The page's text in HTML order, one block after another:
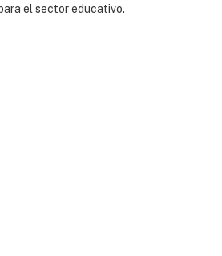
el sector educativo.